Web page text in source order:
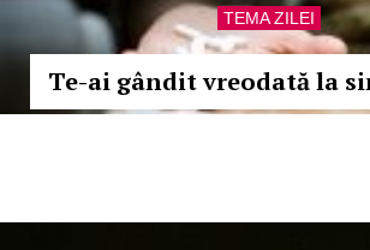
TEMA ZILEI
Te-ai gândit vreodată la